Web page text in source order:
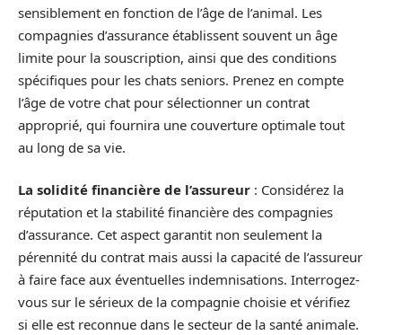
sensiblement en fonction de l’âge de l’animal. Les
compagnies d’assurance établissent souvent un âge
limite pour la souscription, ainsi que des conditions
spécifiques pour les chats seniors. Prenez en compte
l’âge de votre chat pour sélectionner un contrat
approprié, qui fournira une couverture optimale tout
au long de sa vie.
La solidité financière de l’assureur : Considérez la
réputation et la stabilité financière des compagnies
d’assurance. Cet aspect garantit non seulement la
pérennité du contrat mais aussi la capacité de l’assureur
à faire face aux éventuelles indemnisations. Interrogez-
vous sur le sérieux de la compagnie choisie et vérifiez
si elle est reconnue dans le secteur de la santé animale.